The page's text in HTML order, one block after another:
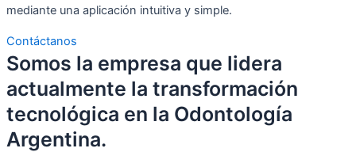
mediante una aplicación intuitiva y simple.
Contáctanos
Somos la empresa que lidera
actualmente la transformación
tecnológica en la Odontología
Argentina.